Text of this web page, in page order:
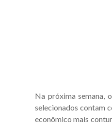
Na próxima semana,
selecionados contam
econômico mais